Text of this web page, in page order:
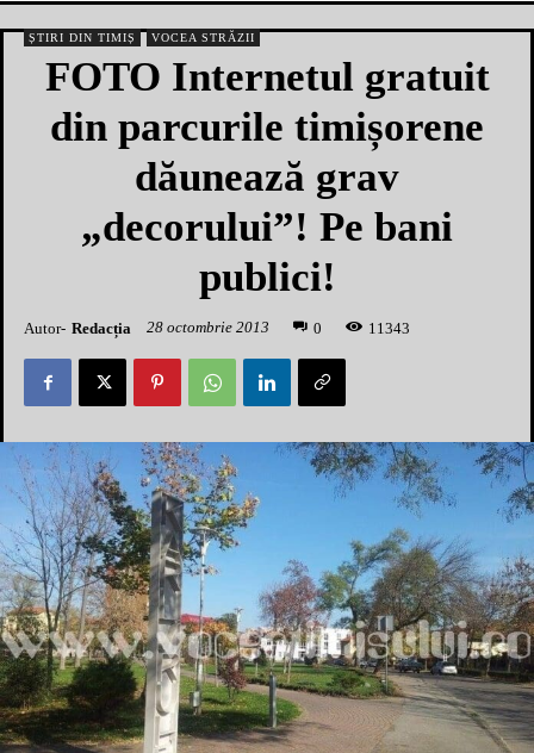
ȘTIRI DIN TIMIȘ VOCEA STRĂZII
FOTO Internetul gratuit
din parcurile timișorene
dăunează grav
„decorului”! Pe bani
publici!
Autor- Redacția 28 octombrie 2013 0 1 1343